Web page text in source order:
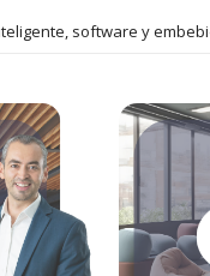
software y